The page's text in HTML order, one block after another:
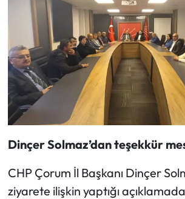
Dinçer Solmaz’dan teşekkür
CHP Çorum İl Başkanı Dinçer
ziyarete ilişkin yaptığı
Resmi İlan
Resmi Reklam
Sağlık
Spor
Sungurlu Haberleri